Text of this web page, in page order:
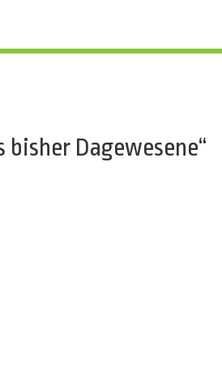
bisher Dagewesene“